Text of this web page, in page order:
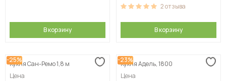
В корзину
2отзыва
В корзину
-25%
Кухня Сан-Ремо 1,8 м
Цена
-23%
Кухня Адель, 1800
Цена